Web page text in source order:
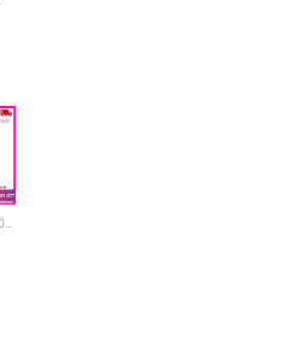
LINH KIỆN KHUÔN MẪU